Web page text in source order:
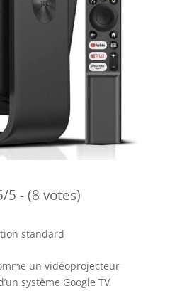
5 - (8 votes)
un vidéoprojecteur
système Google TV